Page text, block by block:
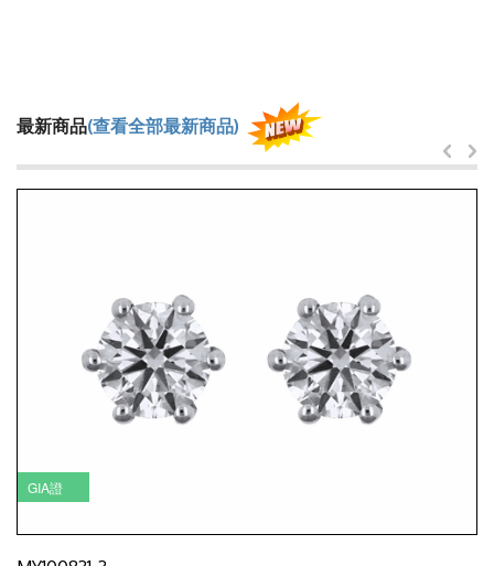
最新商品(查看全部最新商品)
GIA證